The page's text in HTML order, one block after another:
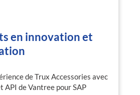
en innovation et
de Trux Accessories avec
API de Vantree pour SAP